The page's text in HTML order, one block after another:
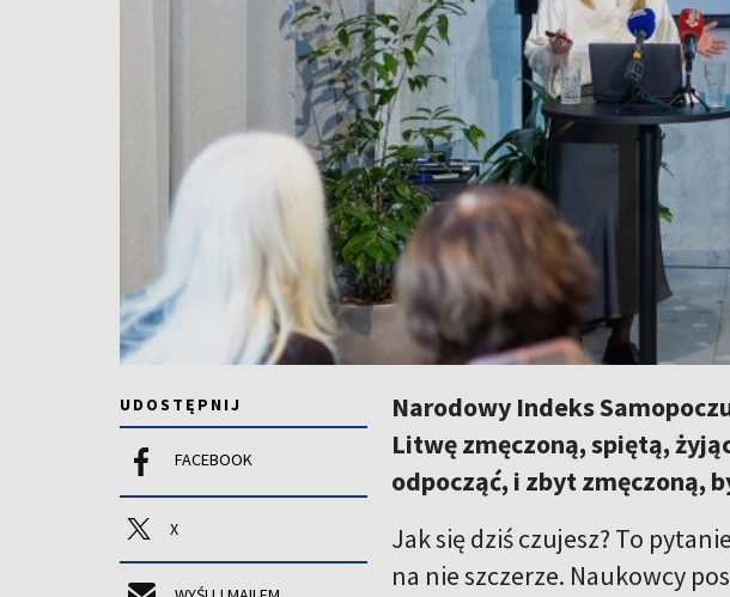
UDOSTĘPNIJ
FACEBOOK
X
Narodowy Indeks
Litwę zmęczoną, spiętą,
odpocząć, i zbyt zmęczoną,
Jak się dziś czujesz? To
na nie szczerze. Naukowcy